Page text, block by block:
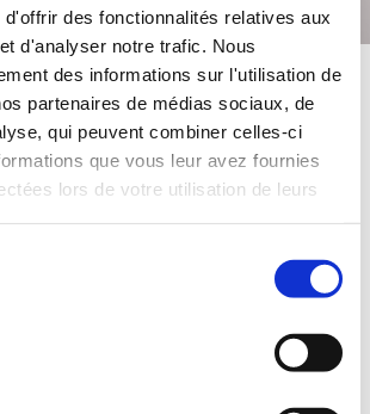
des fonctionnalités relatives aux
d'analyser notre trafic. Nous
des informations sur l'utilisation de
partenaires de médias sociaux, de
qui peuvent combiner celles-ci
que vous leur avez fournies
lors de votre utilisation de leurs
À GAZ
gratuitement
jusqu'à 4 devis
et choisissez lameilleure offre
vous faire vos travaux?